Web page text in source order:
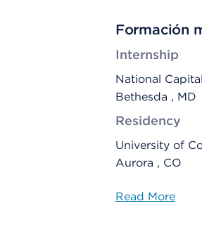
Formación
Internship
National
Bethesda , MD
Residency
University of
Aurora , CO
Read More